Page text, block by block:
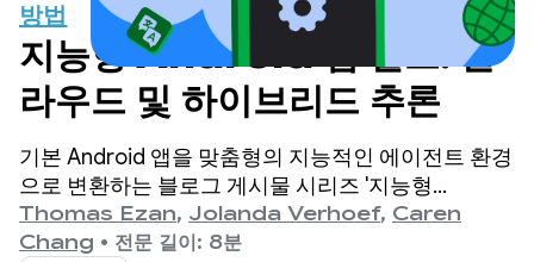
방법
지능형 Android 앱 빌드: 클
라우드 및 하이브리드 추론
기본 Android 앱을 맞춤형의 지능적인 에이전트 환경
으로 변환하는 블로그 게시물 시리즈 '지능형
Android 앱 빌드'에 다시 오신 것을 환영합니다.
Thomas Ezan, Jolanda Verhoef, Caren
Chang • 전문 길이: 8분